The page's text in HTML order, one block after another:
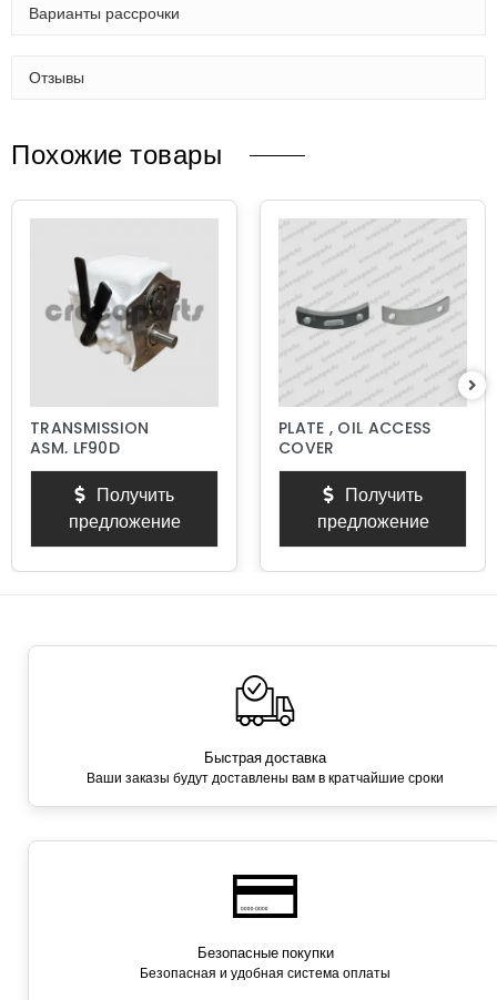
Варианты рассрочки
Отзывы
Похожие товары
TRANSMISSION
ASM, LF90D
Получить
предложение
PLATE , OIL ACCESS
COVER
Получить
предложение
Быстрая доставка
Ваши заказы будут доставлены вам в кратчайшие сроки
Безопасные покупки
Безопасная и удобная система оплаты